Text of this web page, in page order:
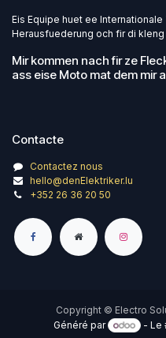
Eis Equipe huet ee
Herausfuederung och fir di kleng
Mir kommen nach fir ze
ass eise Moto mat dem mir
Contacte
Contactez nous
hello@denElektriker.lu
+352 26 36 20 50
Copyright © Electro
Généré par
- Le